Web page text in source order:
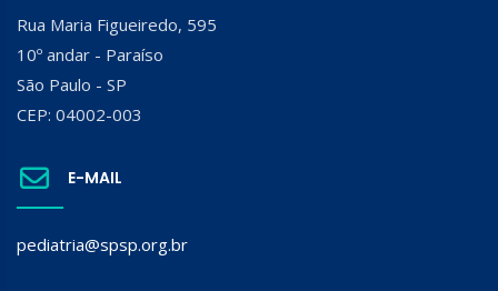
Rua Maria Figueiredo, 595
10º andar - Paraíso
São Paulo - SP
CEP: 04002-003
E-MAIL
pediatria@spsp.org.br